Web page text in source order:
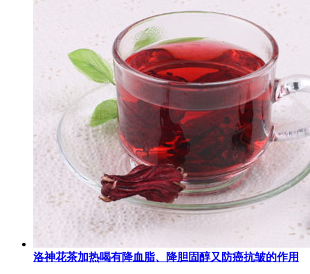
洛神花茶加热喝有降血脂、降胆固醇又防癌抗皱的作用